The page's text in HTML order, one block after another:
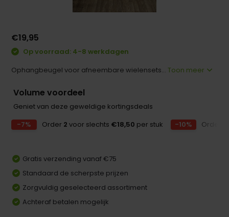
€19,95
Op voorraad: 4-8 werkdagen
Ophangbeugel voor afneembare wielensets...Toon meer
Volume voordeel
Geniet van deze geweldige kortingsdeals
-7%
Order 2 voor slechts €18,50 per stuk -10% Order
Gratis verzending vanaf €75
Standaard de scherpste prijzen
Zorgvuldig geselecteerd assortiment
Achteraf betalen mogelijk